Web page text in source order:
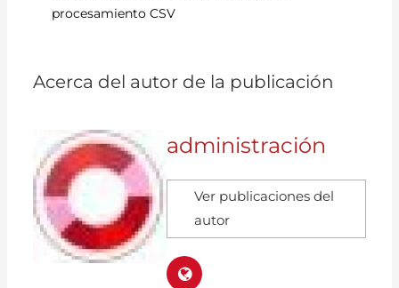
procesamiento CSV
Acerca del autor de la publicación
administración
Ver publicaciones del
autor